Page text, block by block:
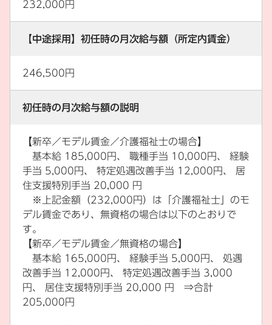
232,000円
【中途採用】初任時の月次給与額（所定内賃金）
246,500円
初任時の月次給与額の説明
【新卒／モデル賃金／介護福祉士の場合】
基本給 185,000円、 職種手当 10,000円、 経験
手当 5,000円、 特定処遇改善手当 12,000円、 居
住支援特別手当 20,000 円
※上記金額（232,000円）は「介護福祉士」のモ
デル賃金であり、無資格の場合は以下のとおりで
す。
【新卒／モデル賃金／無資格の場合】
基本給 165,000円、 経験手当 5,000円、 処遇
改善手当 12,000円、 特定処遇改善手当 3,000
円、 居住支援特別手当 20,000 円 ⇒合計
205,000円